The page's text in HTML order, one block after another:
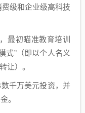
级和企业级高科技
最初瞄准教育培训
式”（即以个人名义
让）。
千万美元投资，并
。